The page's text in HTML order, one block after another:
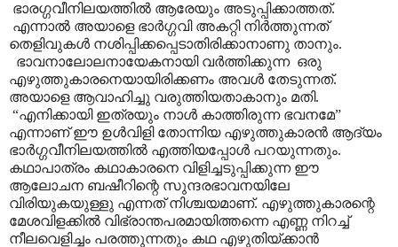
ഭാരഗ്ഗവീനിലയത്തിൽ ആരേയും അടുപ്പിക്കാത്തത്.
എന്നാൽ അയാളെ ഭാർഗ്ഗവി അകറ്റി നിർത്തുന്നത്
തെളിവുകൾ നശിപ്പിക്കപ്പെടാതിരിക്കാനാണു താനും.
ഭാവനാലോലനായേകനായി വർത്തിക്കുന്ന ഒരു
എഴുത്തുകാരനെയായിരിക്കണം അവൾ തേടുന്നത്.
അയാളെ ആവാഹിച്ചു വരുത്തിയതാകാനും മതി.
“എനിക്കായി ഇത്രയും നാൾ കാത്തിരുന്ന ഭവനമേ”
എന്നാണ് ഈ ഉൾവിളി തോന്നിയ എഴുത്തുകാരൻ ആദ്യം
ഭാർഗ്ഗവീനിലയത്തിൽ എത്തിയപ്പോൾ പറയുന്നതും.
കഥാപാത്രം കഥാകാരനെ വിളിച്ചടുപ്പിക്കുന്ന ഈ
ആലോചന ബഷീറിന്റെ സുന്ദരഭാവനയിലേ
വിരിയുകയുള്ളു എന്നത് നിശ്ചയമാണ്. എഴുത്തുകാരന്റെ
മേശവിളക്കിൽ വിഭ്രാന്തപരമായിത്തന്നെ എണ്ണ നിറച്ച്
നീലവെളിച്ചം പരത്തുന്നതും കഥ എഴുതിയ്ക്കാൻ